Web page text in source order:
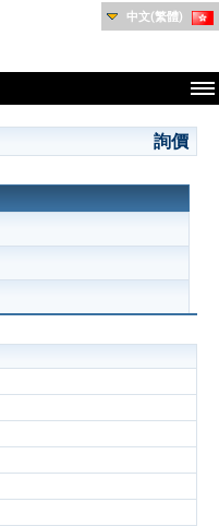
中文(繁體)
詢價